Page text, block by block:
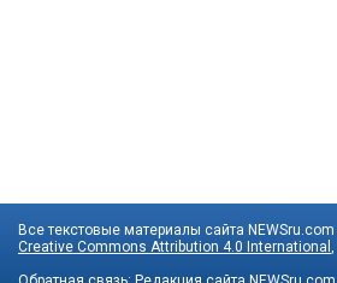
Все текстовые материалы сайта
Creative Commons Attribution 4.0 International